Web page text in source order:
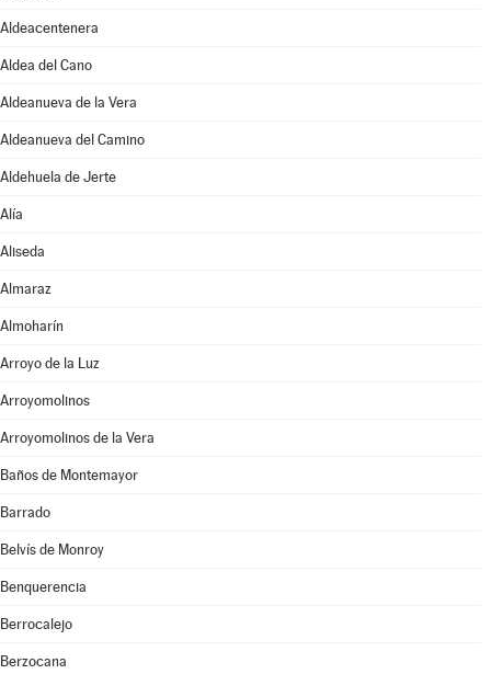
Aldeacentenera
Aldea del Cano
Aldeanueva de la Vera
Aldeanueva del Camino
Aldehuela de Jerte
Alía
Aliseda
Almaraz
Almoharín
Arroyo de la Luz
Arroyomolinos
Arroyomolinos de la Vera
Baños de Montemayor
Barrado
Belvís de Monroy
Benquerencia
Berrocalejo
Berzocana